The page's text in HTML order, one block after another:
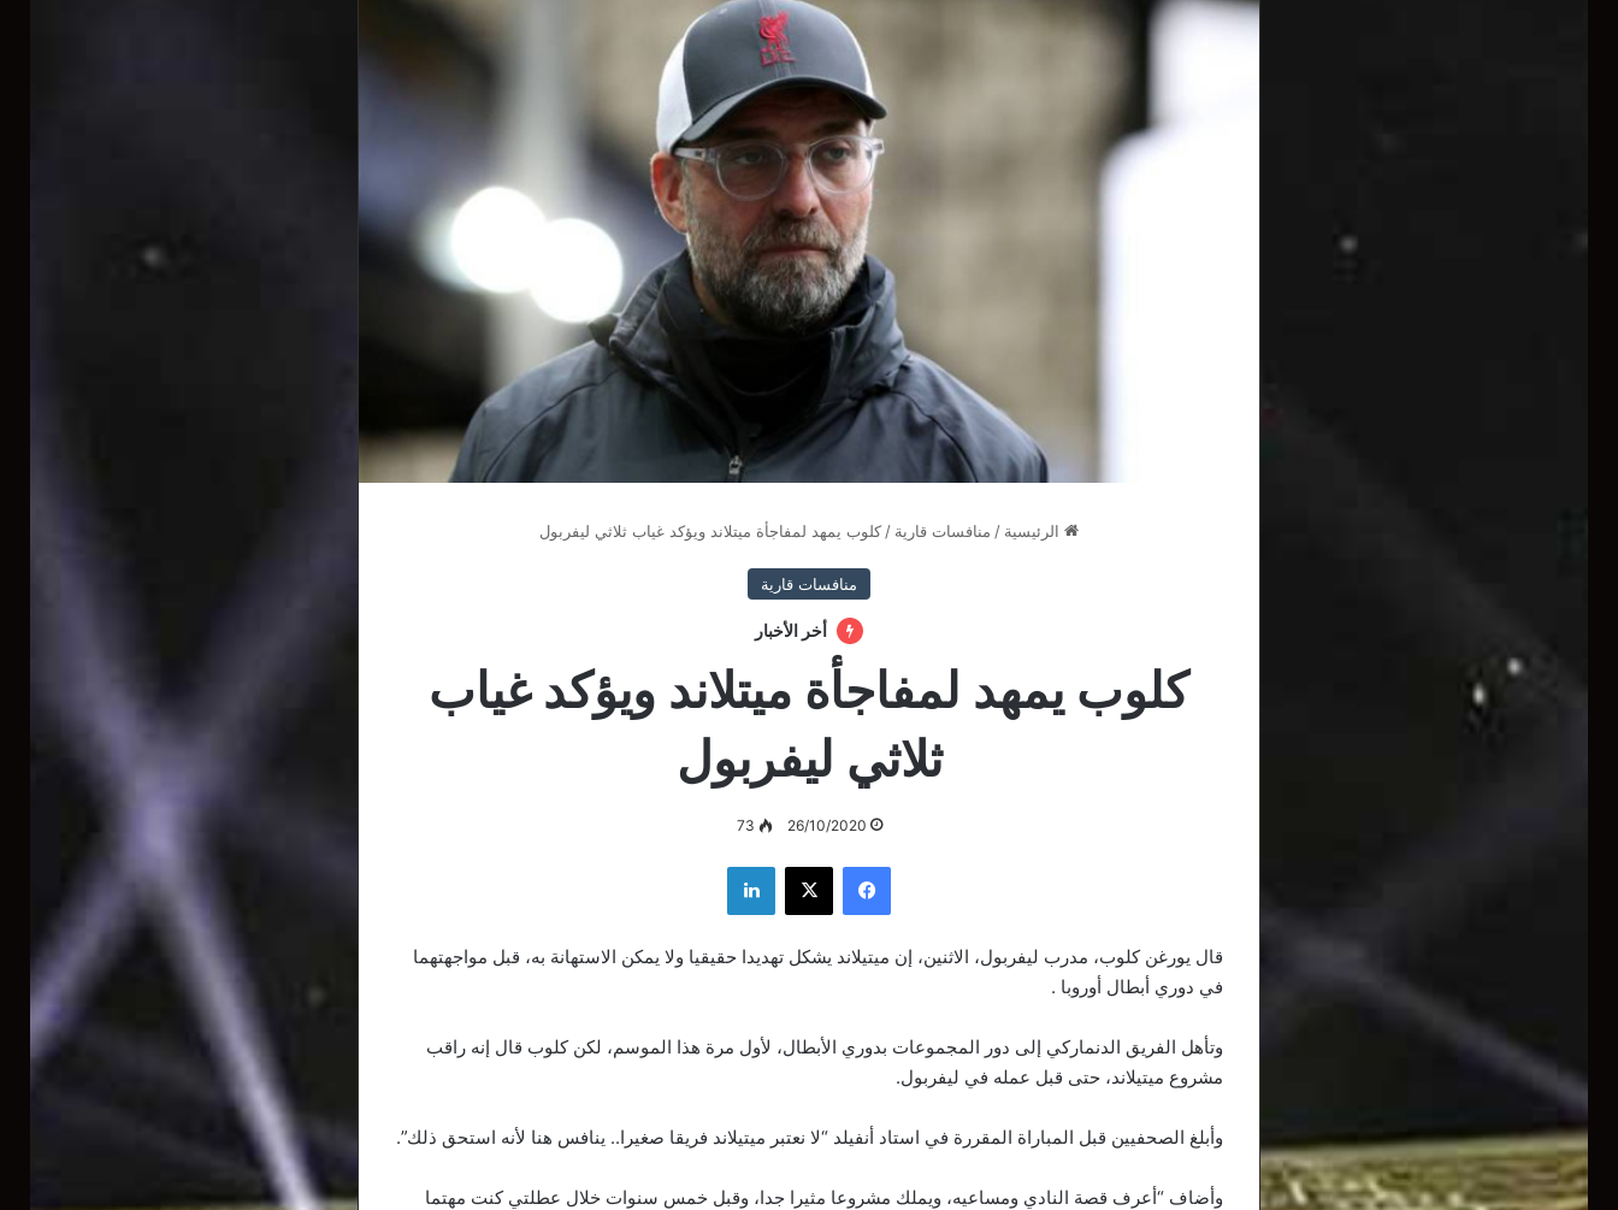
الرئيسية / منافسات قارية / كلوب يمهد لمفاجأة ميتلاند ويؤكد غياب ثلاثي ليفربول
منافسات قارية
أخر الأخبار
كلوب يمهد لمفاجأة ميتلاند ويؤكد غياب
ثلاثي ليفربول
26/10/2020
73
فيسبوك ‫X لينكدإن
قال يورغن كلوب، مدرب ليفربول، الاثنين، إن ميتيلاند يشكل تهديدا حقيقيا ولا يمكن الاستهانة به، قبل مواجهتهما
في دوري أبطال أوروبا .
وتأهل الفريق الدنماركي إلى دور المجموعات بدوري الأبطال، لأول مرة هذا الموسم، لكن كلوب قال إنه راقب
مشروع ميتيلاند، حتى قبل عمله في ليفربول.
وأبلغ الصحفيين قبل المباراة المقررة في استاد أنفيلد “لا نعتبر ميتيلاند فريقا صغيرا.. ينافس هنا لأنه استحق ذلك”.
وأضاف “أعرف قصة النادي ومساعيه، ويملك مشروعا مثيرا جدا، وقبل خمس سنوات خلال عطلتي كنت مهتما